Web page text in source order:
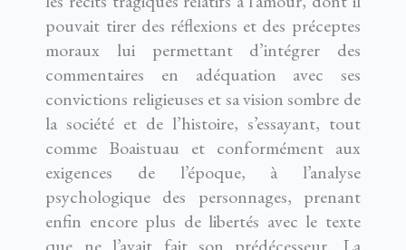
pouvait tirer des réflexions et des préceptes
moraux lui permettant d’intégrer des
commentaires en adéquation avec ses
convictions religieuses et sa vision sombre de
la société et de l’histoire, s’essayant, tout
comme Boaistuau et conformément aux
exigences de l’époque, à l’analyse
psychologique des personnages, prenant
enfin encore plus de libertés avec le texte